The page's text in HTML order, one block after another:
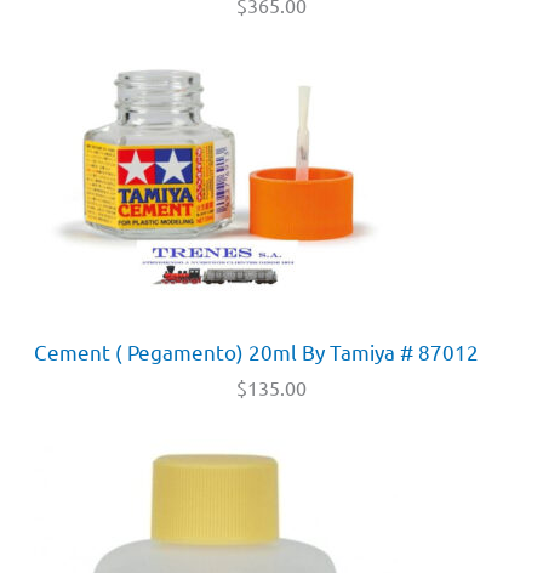
$365.00
Cement ( Pegamento) 20ml By Tamiya # 87012
$135.00